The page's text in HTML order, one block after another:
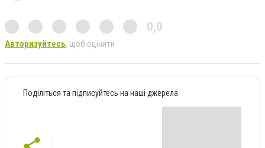
0,0
Авторизуйтесь, щоб оцінити
Поділіться та підписуйтесь на наші джерела